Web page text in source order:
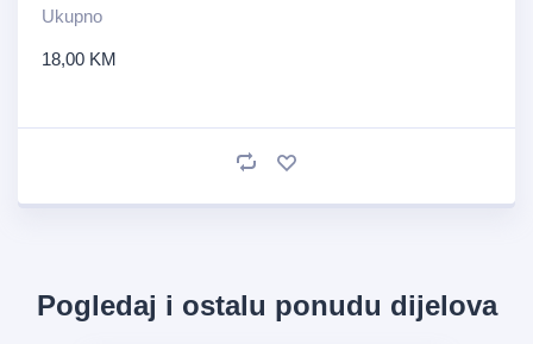
Ukupno
18,00 KM
Pogledaj i ostalu ponudu dijelova